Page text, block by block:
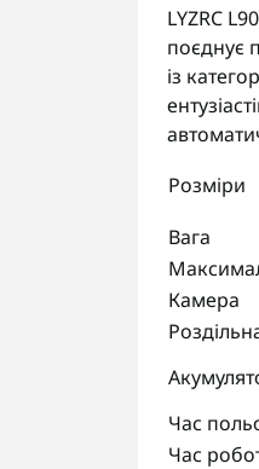
LYZRC
поєднує
із
Розміри
Вага
Камера
Час
Час